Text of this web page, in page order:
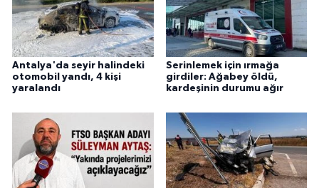
Antalya'da seyir halindeki
otomobil yandı, 4 kişi
yaralandı
Serinlemek için ırmağa
girdiler: Ağabey öldü,
kardeşinin durumu ağır